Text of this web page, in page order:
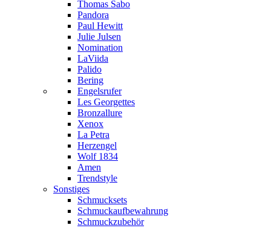
Thomas Sabo
Pandora
Paul Hewitt
Julie Julsen
Nomination
LaViida
Palido
Bering
Engelsrufer
Les Georgettes
Bronzallure
Xenox
La Petra
Herzengel
Wolf 1834
Amen
Trendstyle
Sonstiges
Schmucksets
Schmuckaufbewahrung
Schmuckzubehör